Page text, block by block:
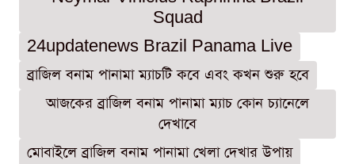
Squad
24updatenews Brazil Panama Live
ব্রাজিল বনাম পানামা ম্যাচটি কবে এবং কখন শুরু হবে
আজকের ব্রাজিল বনাম পানামা ম্যাচ কোন চ্যানেলে
দেখাবে
মোবাইলে ব্রাজিল বনাম পানামা খেলা দেখার উপায়